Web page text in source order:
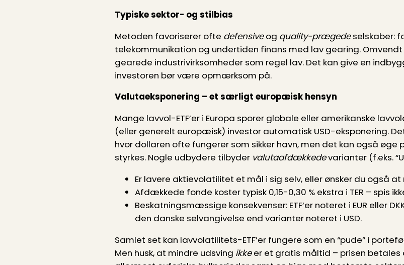
Typiske sektor- og stilbias
Metoden favoriserer ofte defensiveog quality-prægedeselskaber:
telekommunikation og undertiden finans med lav gearing.
gearede industrivirksomheder som regel lav. Det kan give en
investoren bør være opmærksom på.
Valutaeksponering – et særligt europæisk hensyn
Mange lavvol-ETF’er i Europa sporer globale eller amerikanske
(eller generelt europæisk) investor automatisk USD-eksponering.
hvor dollaren ofte fungerer som sikker havn, men det kan også øge
styrkes. Nogle udbydere tilbyder valutaafdækkedevarianter (f.eks.
Er lavere aktievolatilitet et mål i sig selv, eller ønsker du også
Afdækkede fonde koster typisk 0,15-0,30 % ekstra i TER – spis
Beskatningsmæssige konsekvenser: ETF’er noteret i EUR eller
den danske selvangivelse end varianter noteret i USD.
Samlet set kan lavvolatilitets-ETF’er fungere som en “pude” i
Men husk, at mindre udsving ikkeer et gratis måltid – prisen